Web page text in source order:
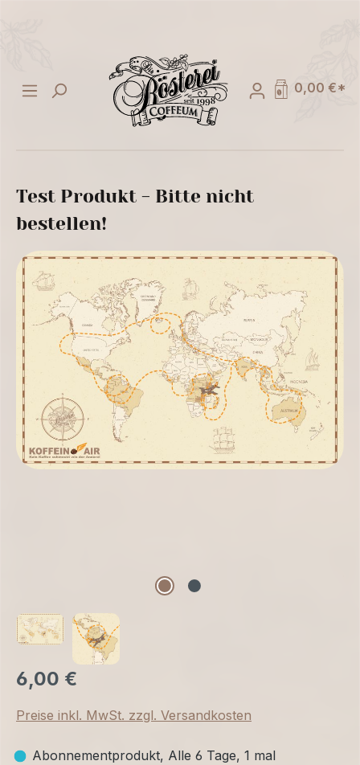
0,00 €*
Test Produkt - Bitte nicht
bestellen!
6,00 €
Preise inkl. MwSt. zzgl. Versandkosten
Abonnementprodukt, Alle 6 Tage, 1 mal